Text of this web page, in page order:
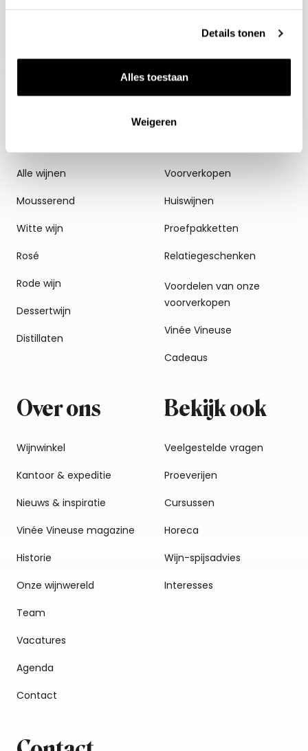
Details tonen
Alles toestaan
Weigeren
Alle wijnen
Mousserend
Witte wijn
Rosé
Rode wijn
Dessertwijn
Distillaten
Thema's
Voorverkopen
Huiswijnen
Proefpakketten
Relatiegeschenken
Voordelen van onze
voorverkopen
Vinée Vineuse
Cadeaus
Over ons
Wijnwinkel
Kantoor & expeditie
Nieuws & inspiratie
Vinée Vineuse magazine
Historie
Onze wijnwereld
Team
Vacatures
Agenda
Contact
Bekijk ook
Veelgestelde vragen
Proeverijen
Cursussen
Horeca
Wijn-spijsadvies
Interesses